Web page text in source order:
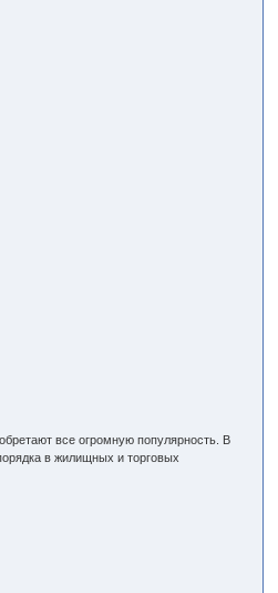
все огромную популярность. В
в жилищных и торговых